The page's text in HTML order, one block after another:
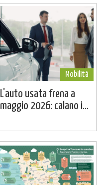
Mobilità
L'auto usata frena a
maggio 2026: calano i...